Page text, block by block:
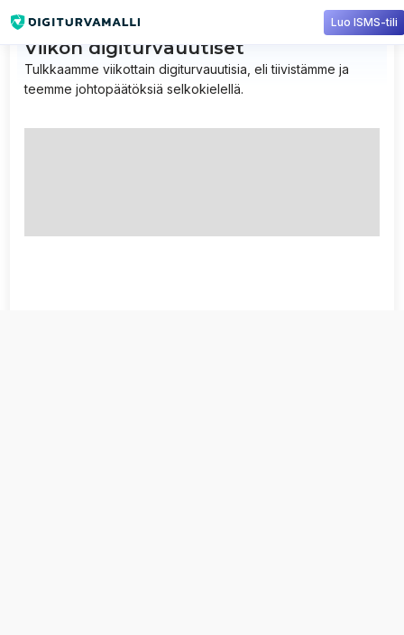
Viikon digiturvauutiset
Tulkkaamme viikottain digiturvauutisia, eli tiivistämme ja
teemme johtopäätöksiä selkokielellä.
Luo ISMS-tili